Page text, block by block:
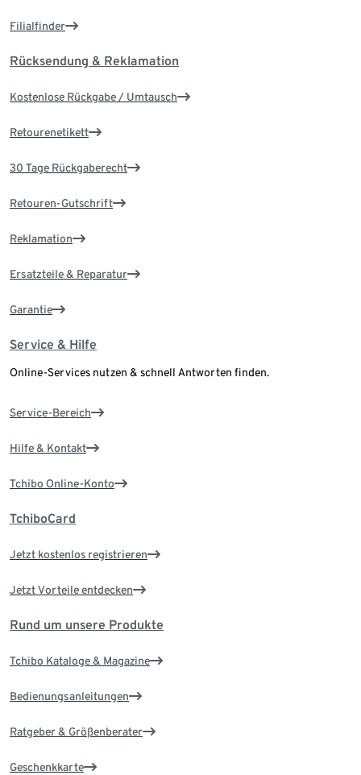
Filialfinder
Rücksendung & Reklamation
Kostenlose Rückgabe / Umtausch
Retourenetikett
30 Tage Rückgaberecht
Retouren-Gutschrift
Reklamation
Ersatzteile & Reparatur
Garantie
Service & Hilfe
Online-Services nutzen & schnell Antworten finden.
Service-Bereich
Hilfe & Kontakt
Tchibo Online-Konto
TchiboCard
Jetzt kostenlos registrieren
Jetzt Vorteile entdecken
Rund um unsere Produkte
Tchibo Kataloge & Magazine
Bedienungsanleitungen
Ratgeber & Größenberater
Geschenkkarte